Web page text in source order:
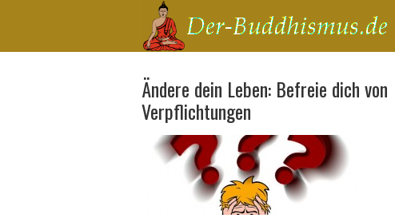
Ändere dein Leben: Befreie dich von
Verpflichtungen